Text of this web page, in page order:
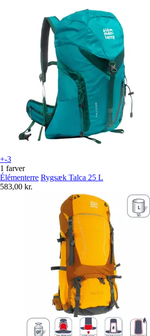
+-3
1 farver
Élémenterre Rygsæk Talca 25 L
583,00 kr.